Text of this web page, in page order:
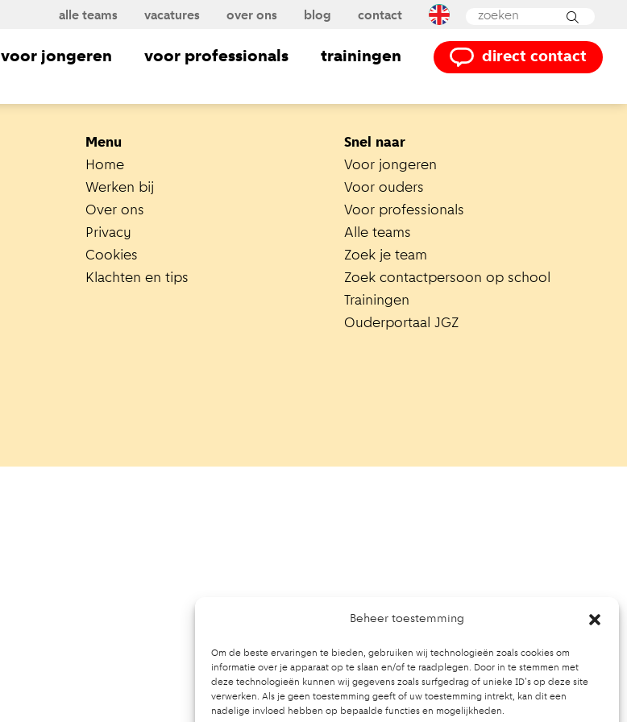
Beheer toestemming
Om de beste ervaringen te bieden, gebruiken wij technologieën zoals cookies om
informatie over je apparaat op te slaan en/of te raadplegen. Door in te stemmen met
deze technologieën kunnen wij gegevens zoals surfgedrag of unieke ID's op deze site
verwerken. Als je geen toestemming geeft of uw toestemming intrekt, kan dit een
nadelige invloed hebben op bepaalde functies en mogelijkheden.
alle teams vacatures over ons blog contact
Powered by Translate
voor jongeren voor professionals trainingen direct contact
Menu
Home
Werken bij
Over ons
Privacy
Cookies
Klachten en tips
Snel naar
Voor jongeren
Voor ouders
Voor professionals
Alle teams
Zoek je team
Zoek contactpersoon op school
Trainingen
Ouderportaal JGZ